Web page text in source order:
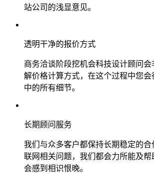
站公司的浅显意见。
透明干净的报价方式
商务洽谈阶段挖机会科技设计顾问
解价格计算方式，在这个过程中您
中的所有细节。
长期顾问服务
我们与众多客户都保持长期稳定的合
联网相关问题，我们都会力所能及
会感到相识恨晚。